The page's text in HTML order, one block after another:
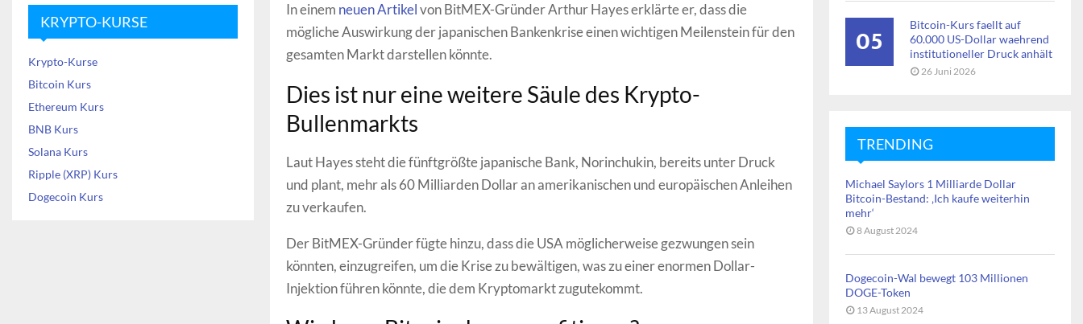
In einem neuen Artikelvon BitMEX-Gründer Arthur Hayes erklärte er, dass die
mögliche Auswirkung der japanischen Bankenkrise einen wichtigen Meilenstein für den
gesamten Markt darstellen könnte.
Dies ist nur eine weitere Säule des Krypto-
Bullenmarkts
Laut Hayes steht die fünftgrößte japanische Bank, Norinchukin, bereits unter Druck
und plant, mehr als 60 Milliarden Dollar an amerikanischen und europäischen Anleihen
zu verkaufen.
Der BitMEX-Gründer fügte hinzu, dass die USA möglicherweise gezwungen sein
könnten, einzugreifen, um die Krise zu bewältigen, was zu einer enormen Dollar-
Injektion führen könnte, die dem Kryptomarkt zugutekommt.
KRYPTO-KURSE
Krypto-Kurse
Bitcoin Kurs
Ethereum Kurs
BNB Kurs
Solana Kurs
Ripple (XRP) Kurs
Dogecoin Kurs
05
Bitcoin-Kurs faellt auf
60.000 US-Dollar waehrend
institutioneller Druck anhält
26 Juni 2026
TRENDING
Michael Saylors 1 Milliarde Dollar
Bitcoin-Bestand: ‚Ich kaufe weiterhin
mehr‘
8 August 2024
Dogecoin-Wal bewegt 103 Millionen
DOGE-Token
13 August 2024